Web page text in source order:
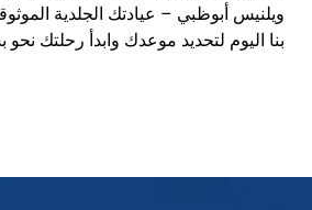
ويلنيس أبوظبي – عيادتك الجلدية
بنا اليوم لتحديد موعدك وابدأ رحلتك